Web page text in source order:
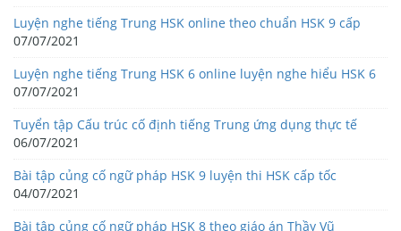
Luyện nghe tiếng Trung HSK online theo chuẩn HSK 9 cấp
07/07/2021
Luyện nghe tiếng Trung HSK 6 online luyện nghe hiểu HSK 6
07/07/2021
Tuyển tập Cấu trúc cố định tiếng Trung ứng dụng thực tế
06/07/2021
Bài tập củng cố ngữ pháp HSK 9 luyện thi HSK cấp tốc
04/07/2021
Bài tập củng cố ngữ pháp HSK 8 theo giáo án Thầy Vũ